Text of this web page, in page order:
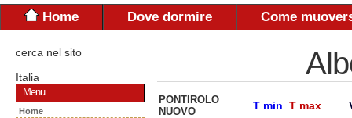
Home Dove dormire Come
cerca nel sito
Italia
Menu
Home
PONTIROLO
NUOVO
T min T max